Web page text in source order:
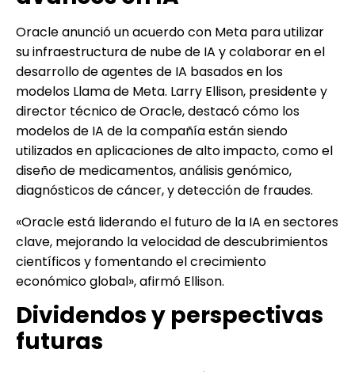
Oracle anunció un acuerdo con Meta para utilizar
su infraestructura de nube de IA y colaborar en el
desarrollo de agentes de IA basados en los
modelos Llama de Meta. Larry Ellison, presidente y
director técnico de Oracle, destacó cómo los
modelos de IA de la compañía están siendo
utilizados en aplicaciones de alto impacto, como el
diseño de medicamentos, análisis genómico,
diagnósticos de cáncer, y detección de fraudes.
«Oracle está liderando el futuro de la IA en sectores
clave, mejorando la velocidad de descubrimientos
científicos y fomentando el crecimiento
económico global», afirmó Ellison.
Dividendos y perspectivas
futuras